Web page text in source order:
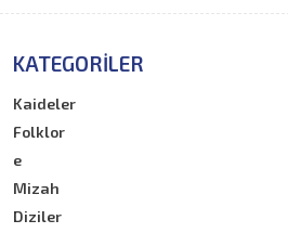
KATEGORILER
Kaideler
Folklor
e
Mizah
Diziler